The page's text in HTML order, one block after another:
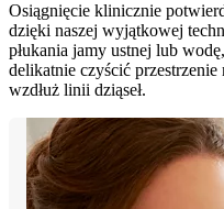
Osiągnięcie klinicznie
dzięki naszej wyjątkowej
płukania jamy ustnej lub
delikatnie czyścić
wzdłuż linii dziąseł.